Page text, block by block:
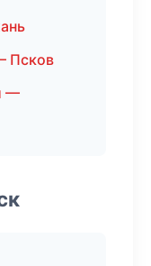
Псков
—